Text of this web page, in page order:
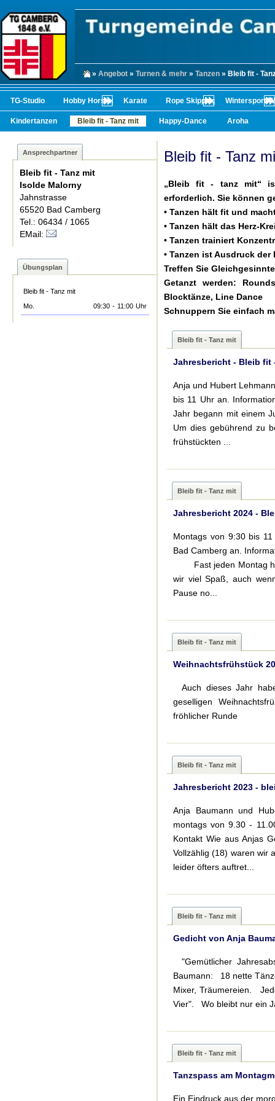
» Angebot » Turnen & mehr » Tanzen » Bleib fit -
TG-Studio Hobby Horsing Karate Rope Skipping Wintersport/
Kindertanzen Bleib fit - Tanz mit Happy-Dance Aroha
Ansprechpartner
Bleib fit - Tanz mit
Isolde Malorny
Jahnstrasse
65520 Bad Camberg
Tel.: 06434 / 1065
EMail:
Übungsplan
Bleib fit - Tanz mit
Mo.
09:30 - 11:00 Uhr
Bleib fit - Tanz
„Bleib fit - tanz mit“
erforderlich. Sie können
• Tanzen hält fit und
• Tanzen hält das Herz-
• Tanzen trainiert
• Tanzen ist Ausdruck
Treffen Sie
Getanzt werden:
Blocktänze, Line Dance
Schnuppern Sie einfach
Bleib fit - Tanz mit
Jahresbericht - Bleib fit
Anja und Hubert
bis 11 Uhr an.
Jahr begann mit einem
Um dies gebührend zu
frühstückten ...
Bleib fit - Tanz mit
Jahresbericht 2024 -
Montags von 9:30 bis
Bad Camberg an.
Fast jeden Montag
wir viel Spaß, auch
Pause no...
Bleib fit - Tanz mit
Weihnachtsfrühstück
Auch dieses Jahr
geselligen
fröhlicher Runde
Bleib fit - Tanz mit
Jahresbericht 2023 -
Anja Baumann und
montags von 9.30 -
Kontakt Wie aus Anjas
Vollzählig (18) waren wir
leider öfters auftret...
Bleib fit - Tanz mit
Gedicht von Anja
"Gemütlicher
Baumann: 18 nette
Mixer, Träumereien.
Vier". Wo bleibt nur ein
Bleib fit - Tanz mit
Tanzspass am
Ein Eindruck aus der